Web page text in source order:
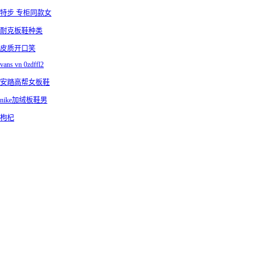
特步 专柜同款女
耐克板鞋种类
皮质开口笑
vans vn 0zdffl2
安踏高帮女板鞋
nike加绒板鞋男
枸杞